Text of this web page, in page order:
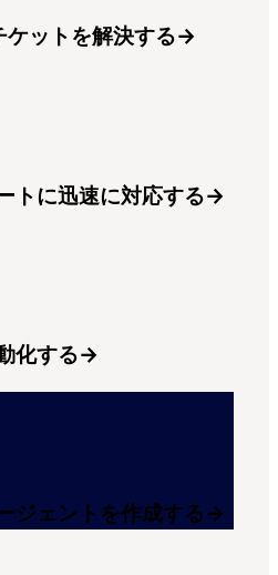
ットを解決する→
トに迅速に対応する→
化する→
ジェントを作成する→